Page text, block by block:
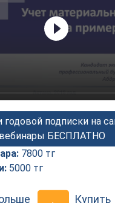
годовой подписки на
БЕСПЛАТНО
7800 тг
5000 тг
Купить